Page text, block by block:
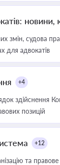
новини,
змін, судова
для адвокатів
+4
здійснення
позицій
+12
та